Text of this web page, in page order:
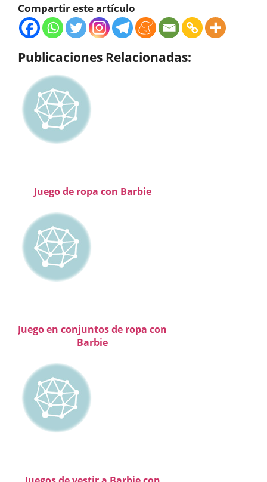
Compartir este artículo
Publicaciones Relacionadas:
Juego de ropa con Barbie
Juego en conjuntos de ropa con
Barbie